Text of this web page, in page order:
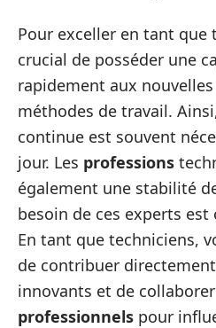
Pour exceller en tant que
crucial de posséder une
rapidement aux
méthodes de travail.
continue est souvent
jour. Les professions
également une stabilité
besoin de ces experts
En tant que techniciens,
de contribuer
innovants et de collaborer
professionnels pour